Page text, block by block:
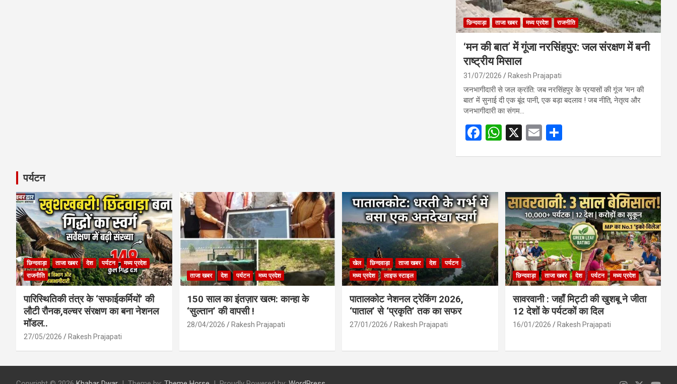
छिन्दवाड़ा ताजा खबर मध्य प्रदेश राजनीति
‘मन की बात’ में गूंजा नरसिंहपुर: जल संरक्षण में बनी
राष्ट्रीय मिसाल
31/07/2026 Rakesh Prajapati
जनभागीदारी से जल क्रांति: जब नरसिंहपुर के प्रयासों की गूंज ‘मन की
बात’ में सुनाई दी एक बूंद पानी, एक बड़ा बदलाव ! जब नीति, नेतृत्व और
जनभागीदारी का संगम…
F
o
o
k
W
A
p
p
X
E
पर्यटन
छिन्दवाड़ा ताजा खबर देश पर्यटन
मध्य प्रदेश
राजनीति
पारिस्थितिकी तंत्र के ‘सफाईकर्मियों’ की
लौटी रौनक,वल्चर संरक्षण का बना नेशनल
मॉडल..
27/05/2026 Rakesh Prajapati
ताजा खबर देश पर्यटन मध्य प्रदेश
150 साल का इंतज़ार खत्म: कान्हा के
‘सुल्तान’ की वापसी !
28/04/2026 Rakesh Prajapati
खेल छिन्दवाड़ा ताजा खबर देश
पर्यटन
मध्य प्रदेश
लाइफ स्टाइल
पातालकोट नेशनल ट्रेकिंग 2026,
‘पाताल’ से ‘प्रकृति’ तक का सफर
27/01/2026 Rakesh Prajapati
छिन्दवाड़ा ताजा खबर देश पर्यटन मध्य प्रदेश
सावरवानी : जहाँ मिट्टी की खुशबू ने जीता
12 देशों के पर्यटकों का दिल
16/01/2026 Rakesh Prajapati